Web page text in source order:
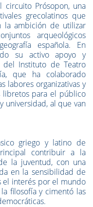
circuito Prósopon, una
grecolatinos que
la ambición de utilizar
arqueológicos
española. En
su activo apoyo y
del Instituto de Teatro
que ha colaborado
labores organizativas y
libretos para el público
universidad, al que van
griego y latino de
contribuir a la
la juventud, con una
en la sensibilidad de
el interés por el mundo
filosofía y cimentó las